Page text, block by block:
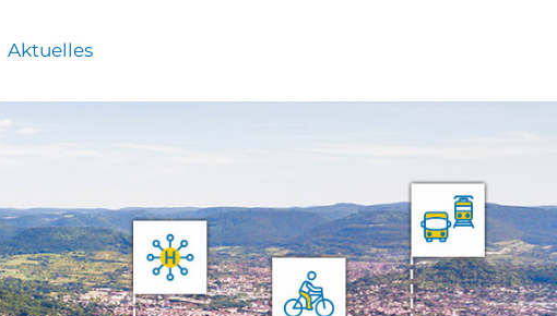
Aktuelles